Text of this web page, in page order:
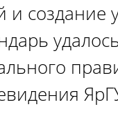
создание